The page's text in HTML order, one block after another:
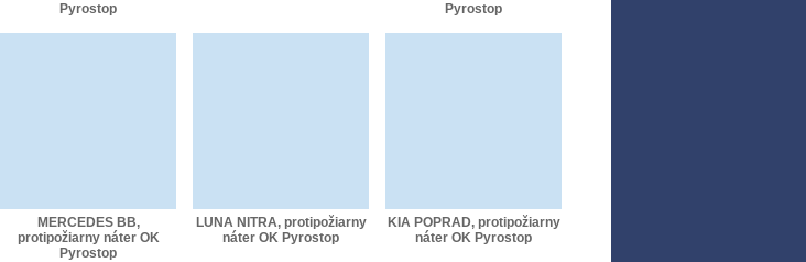
Pyrostop
Pyrostop
MERCEDES BB,
protipožiarny náter OK
Pyrostop
LUNA NITRA, protipožiarny
náter OK Pyrostop
KIA POPRAD, protipožiarny
náter OK Pyrostop